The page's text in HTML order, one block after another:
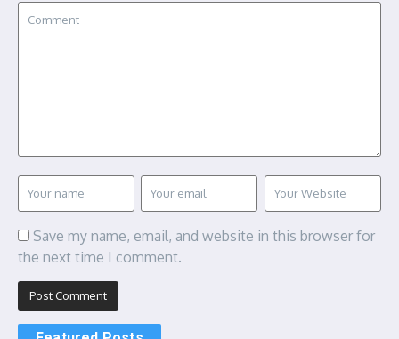
Save my name, email, and website in this browser for
the next time I comment.